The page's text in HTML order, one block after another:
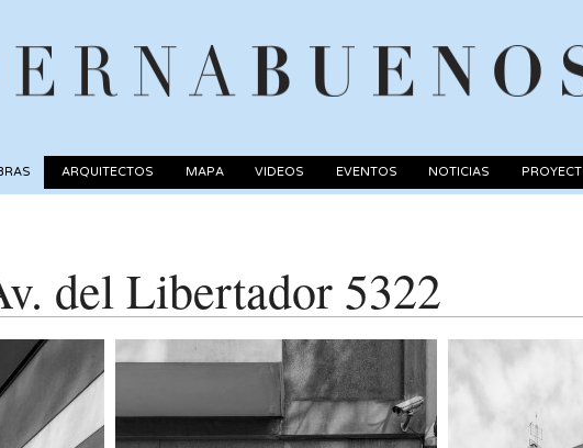
ARQUITECTOS MAPA VIDEOS EVENTOS NOTICIAS
del Libertador 5322